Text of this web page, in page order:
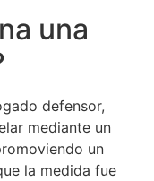
una
defensor,
mediante un
un
la medida fue